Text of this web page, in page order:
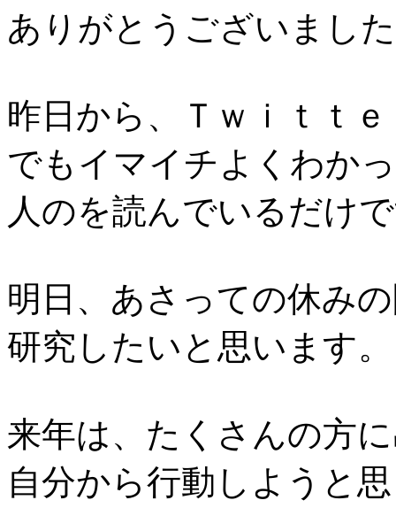
ありがとうございまし
昨日から、Ｔｗｉｔｔ
でもイマイチよくわか
人のを読んでいるだけ
明日、あさっての休み
研究したいと思います。
来年は、たくさんの方
自分から行動しようと